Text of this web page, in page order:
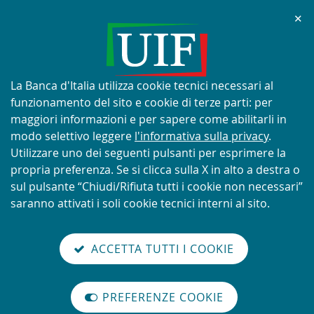
Tentativi di truffa con utilizzo
improprio del nome e del logo
della UIF
SCOPRI DI PIÙ
Cerca
nel
Organizzazione
Il finanziamento del terrorismo
✕
Informativa
sui
cookie:
La Banca d'Italia utilizza cookie tecnici necessari al
funzionamento del sito e cookie di terze parti: per
maggiori informazioni e per sapere come abilitarli in
modo selettivo leggere l'informativa sulla privacy.
Utilizzare uno dei seguenti pulsanti per esprimere la
propria preferenza. Se si clicca sulla X in alto a destra o
sul pulsante “Chiudi/Rifiuta tutti i cookie non necessari”
saranno attivati i soli cookie tecnici interni al sito.
ACCETTA TUTTI I COOKIE
PREFERENZE COOKIE